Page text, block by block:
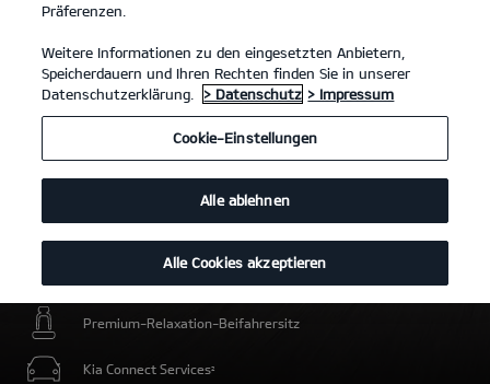
Intelligente elektrische Energiereserve für Umweltzonen
Premium-Relaxation-Beifahrersitz
Kia Connect Services2
Präferenzen.
Weitere Informationen zu den eingesetzten Anbietern,
Speicherdauern und Ihren Rechten finden Sie in unserer
Datenschutzerklärung.
> Datenschutz > Impressum
Cookie-Einstellungen
Alle ablehnen
Alle Cookies akzeptieren